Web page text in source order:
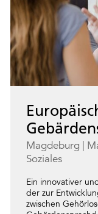
Magdeburg
Soziales
Ein innovativer
der zur
zwischen